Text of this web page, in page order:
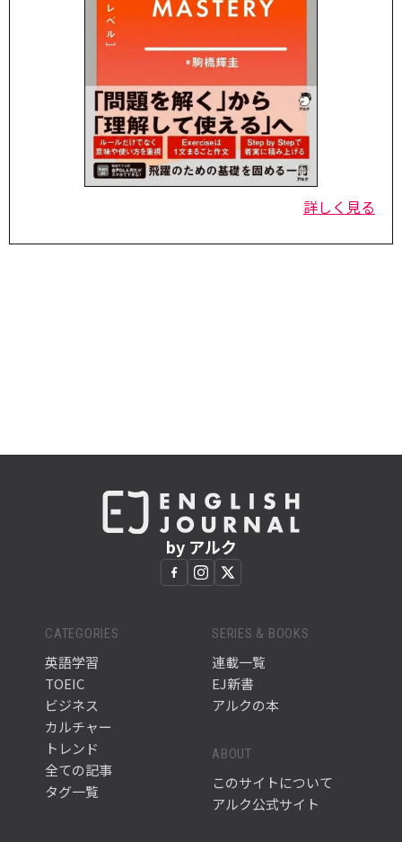
詳しく見る
by アルク
CATEGORIES
英語学習
TOEIC
ビジネス
カルチャー
トレンド
全ての記事
タグ一覧
SERIES & BOOKS
連載一覧
EJ新書
アルクの本
ABOUT
このサイトについて
アルク公式サイト